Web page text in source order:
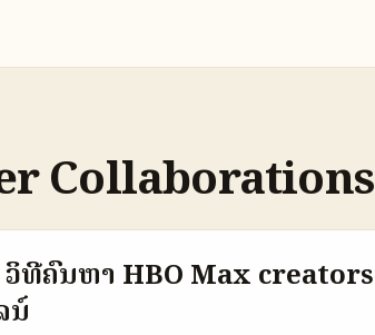
Collaborations
ທີຄົ້ນຫາ HBO Max
ນ໌